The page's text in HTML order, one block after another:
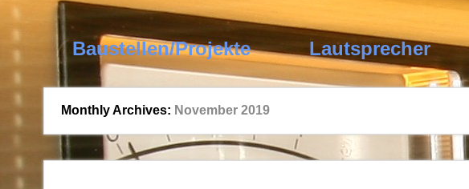
Baustellen/Projekte Lautsprecher
Monthly Archives: November 2019